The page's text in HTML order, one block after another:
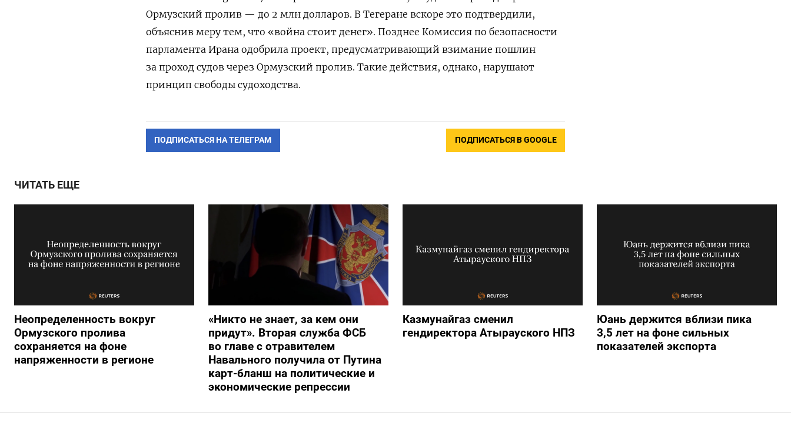
Ормузский пролив — до 2 млн долларов. В Тегеране вскоре это подтвердили,
объяснив меру тем, что «война стоит денег». Позднее Комиссия по безопасности
парламента Ирана одобрила проект, предусматривающий взимание пошлин
за проход судов через Ормузский пролив. Такие действия, однако, нарушают
принцип свободы судоходства.
ПОДПИСАТЬСЯ НА ТЕЛЕГРАМ ПОДПИСАТЬСЯ В GOOGLE
ЧИТАТЬ ЕЩЕ
Неопределенность вокруг
Ормузского пролива
сохраняется на фоне
напряженности в регионе
«Никто не знает, за кем они
придут». Вторая служба ФСБ
во главе с отравителем
Навального получила от Путина
карт-бланш на политические и
экономические репрессии
Казмунайгаз сменил
гендиректора Атырауского НПЗ
Юань держится вблизи пика
3,5 лет на фоне сильных
показателей экспорта